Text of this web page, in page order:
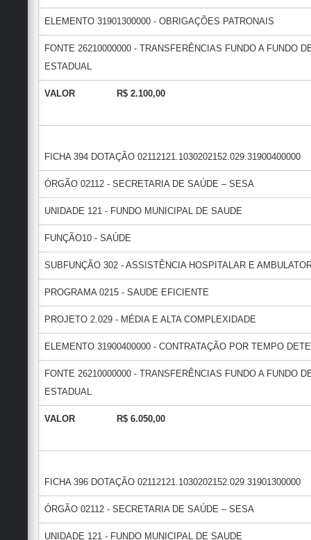
ELEMENTO 31901300000 - OBRIGAÇÕES PATRONAIS
FONTE 26210000000 - TRANSFERÊNCIAS FUNDO A FUNDO
ESTADUAL
VALOR R$ 2.100,00
FICHA 394 DOTAÇÃO 02112121.1030202152.029.31900400000
ÓRGÃO 02112 - SECRETARIA DE SAÚDE – SESA
UNIDADE 121 - FUNDO MUNICIPAL DE SAUDE
FUNÇÃO10 - SAÚDE
SUBFUNÇÃO 302 - ASSISTÊNCIA HOSPITALAR E
PROGRAMA 0215 - SAUDE EFICIENTE
PROJETO 2.029 - MÉDIA E ALTA COMPLEXIDADE
ELEMENTO 31900400000 - CONTRATAÇÃO POR TEMPO
FONTE 26210000000 - TRANSFERÊNCIAS FUNDO A FUNDO
ESTADUAL
VALOR R$ 6.050,00
FICHA 396 DOTAÇÃO 02112121.1030202152.029.31901300000
ÓRGÃO 02112 - SECRETARIA DE SAÚDE – SESA
UNIDADE 121 - FUNDO MUNICIPAL DE SAUDE